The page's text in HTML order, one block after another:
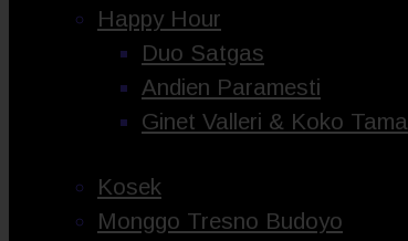
Happy Hour
Duo Satgas
Andien Paramesti
Ginet Valleri & Koko Tama
Kosek
Monggo Tresno Budoyo